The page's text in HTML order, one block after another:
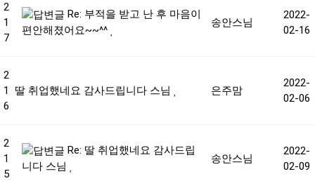
2
1
7
Re: 부적을 받고 난 후 마음이
편안해졌어요~~^^
송안스님
2022-
02-16
2
1
6
딸 취업했네요 감사드립니다 스님 은주맘
2022-
02-06
2
1
5
Re: 딸 취업했네요 감사드립
니다 스님
송안스님
2022-
02-09